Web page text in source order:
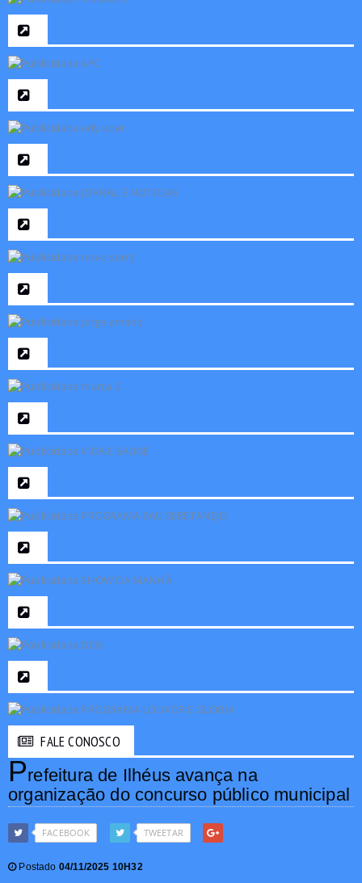
FALE CONOSCO
Prefeitura de Ilhéus avança na
organização do concurso público municipal
FACEBOOK TWEETAR
Postado 04/11/2025 10H32